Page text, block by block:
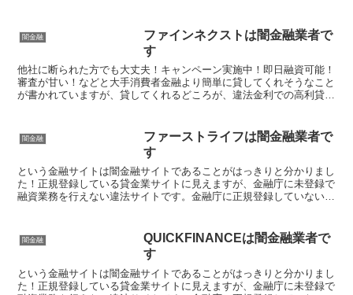
闇金融
ファインネクストは闇金融業者で
す
他社に断られた方でも大丈夫！キャンペーン実施中！即日融資可能！
審査が甘い！などと大手消費者金融より簡単に貸してくれそうなこと
が書かれていますが、貸してくれるどころが、違法金利での高利貸し
闇金融
ファーストライフは闇金融業者で
す
という金融サイトは闇金融サイトであることがはっきりと分かりまし
た！正規登録している貸金業サイトに見えますが、金融庁に未登録で
融資業務を行えない違法サイトです。金融庁に正規登録していない未
闇金融
QUICKFINANCEは闇金融業者で
す
という金融サイトは闇金融サイトであることがはっきりと分かりまし
た！正規登録している貸金業サイトに見えますが、金融庁に未登録で